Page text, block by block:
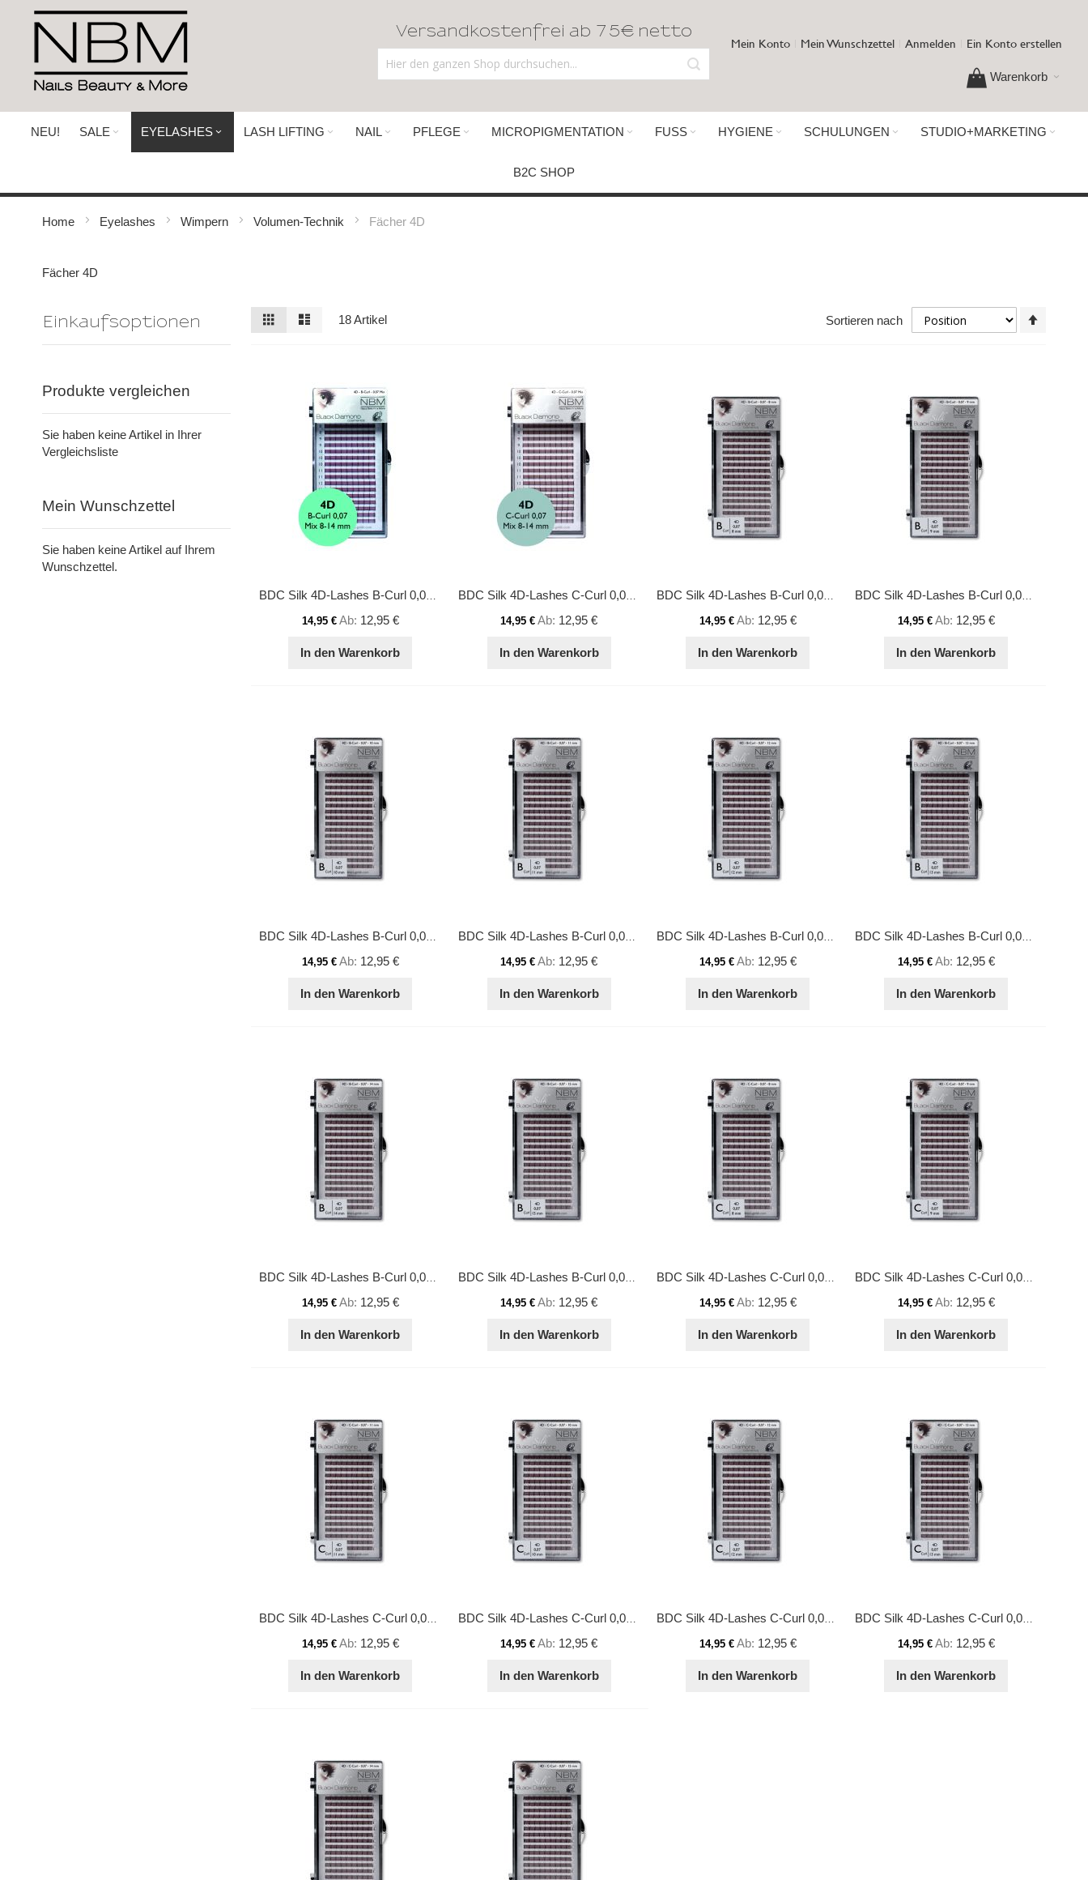
Direkt
Inhalt
Versandkostenfrei ab 75€ netto
Mein Konto Mein Wunschzettel Anmelden Ein Konto erstellen
Warenkorb
NEU! SALE EYELASHES LASH LIFTING NAIL PFLEGE MICROPIGMENTATION FUSS HYGIENE SCHULUNGEN STUDIO+MARKETING
B2C SHOP
Home Eyelashes Wimpern Volumen-Technik Fächer 4D
Fächer 4D
Ansicht
als
Raster 18Artikel Sortieren nach
BDC Silk 4D-Lashes B-Curl 0,07 Mix
14,95 € Ab 12,95 €
In den Warenkorb
BDC Silk 4D-Lashes C-Curl 0,07 Mix
14,95 € Ab 12,95 €
In den Warenkorb
BDC Silk 4D-Lashes B-Curl 0,07 8mm
14,95 € Ab 12,95 €
In den Warenkorb
BDC Silk 4D-Lashes B-Curl 0,07 9mm
14,95 € Ab 12,95 €
In den Warenkorb
BDC Silk 4D-Lashes B-Curl 0,07 10mm
14,95 € Ab 12,95 €
In den Warenkorb
BDC Silk 4D-Lashes B-Curl 0,07 11mm
14,95 € Ab 12,95 €
In den Warenkorb
BDC Silk 4D-Lashes B-Curl 0,07 12mm
14,95 € Ab 12,95 €
In den Warenkorb
BDC Silk 4D-Lashes B-Curl 0,07 13mm
14,95 € Ab 12,95 €
In den Warenkorb
BDC Silk 4D-Lashes B-Curl 0,07 14mm
14,95 € Ab 12,95 €
In den Warenkorb
BDC Silk 4D-Lashes B-Curl 0,07 15mm
14,95 € Ab 12,95 €
In den Warenkorb
BDC Silk 4D-Lashes C-Curl 0,07 8mm
14,95 € Ab 12,95 €
In den Warenkorb
BDC Silk 4D-Lashes C-Curl 0,07 9mm
14,95 € Ab 12,95 €
In den Warenkorb
BDC Silk 4D-Lashes C-Curl 0,07 11mm
14,95 € Ab 12,95 €
In den Warenkorb
BDC Silk 4D-Lashes C-Curl 0,07 10mm
14,95 € Ab 12,95 €
In den Warenkorb
BDC Silk 4D-Lashes C-Curl 0,07 12mm
14,95 € Ab 12,95 €
In den Warenkorb
BDC Silk 4D-Lashes C-Curl 0,07 13mm
14,95 € Ab 12,95 €
In den Warenkorb
Einkaufsoptionen
Produkte vergleichen
Sie haben keine Artikel in Ihrer
Vergleichsliste
Mein Wunschzettel
Sie haben keine Artikel auf Ihrem
Wunschzettel.